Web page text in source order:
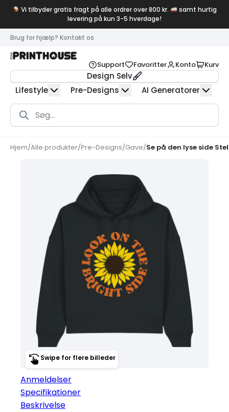
Vi tilbyder gratis fragt på alle ordrer over 800 kr.
samt hurtig
levering på kun 3-5 hverdage!
Brug for hjælp? Kontakt os
Support Favoritter Konto Kurv
Design Selv
Lifestyle
Pre-Designs AI Generatorer
Products
search
Hjem/Alle produkter/Pre-Designs/Gave/Se på den lyse side
Swipe for flere billeder
Anmeldelser
Specifikationer
Beskrivelse